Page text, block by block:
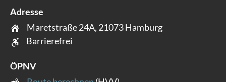
Adresse
Maretstraße 24A, 21073 Hamburg
Barrierefrei
ÖPNV